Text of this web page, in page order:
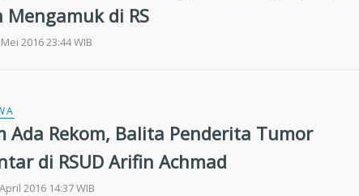
Mengamuk di RS
2016 23:44 WIB
Ada Rekom, Balita Penderita Tumor
di RSUD Arifin Achmad
2016 14:37 WIB